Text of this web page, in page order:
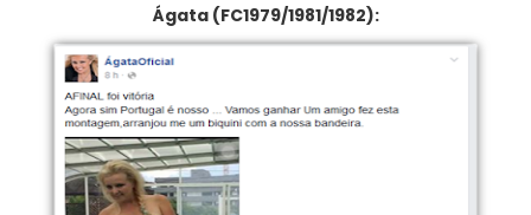
Ágata (FC1979/1981/1982):